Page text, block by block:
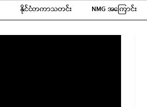
နိုင်ငံတကာသတင်း NMG အကြောင်း